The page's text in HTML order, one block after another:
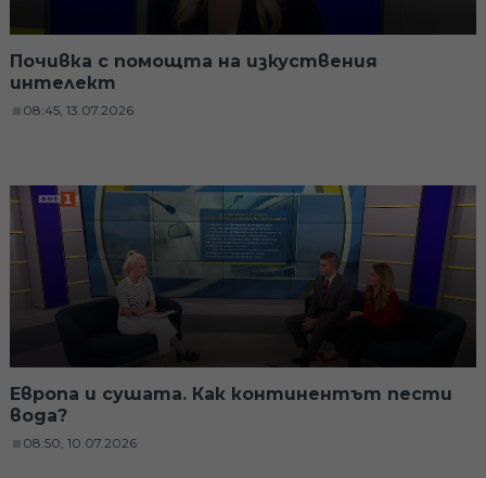
Почивка с помощта на изкуствения
интелект
08:45, 13.07.2026
Европа и сушата. Как континентът пести
вода?
08:50, 10.07.2026